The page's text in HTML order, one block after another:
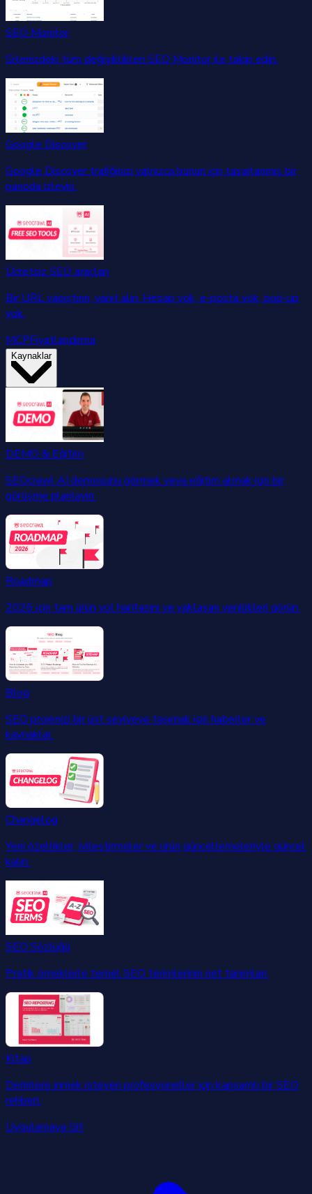
SEO Monitor
Sitenizdeki tüm değişiklikleri SEO Monitor ile takip edin.
Google Discover
Google Discover trafiğinizi yalnızca bunun için tasarlanmış bir
panoda izleyin.
Ücretsiz SEO araçları
Bir URL yapıştırın, yanıt alın. Hesap yok, e-posta yok, pop-up
yok.
MCPFiyatlandırma
Kaynaklar
DEMO & Eğitim
SEOcrawl AI demosunu görmek veya eğitim almak için bir
görüşme planlayın.
Roadmap
2026 için tam ürün yol haritasını ve yaklaşan yenilikleri görün.
Blog
SEO projenizi bir üst seviyeye taşımak için haberler ve
kaynaklar.
Changelog
Yeni özellikler, iyileştirmeler ve ürün güncellemeleriyle güncel
kalın.
SEO Sözlüğü
Pratik örneklerle temel SEO terimlerinin net tanımları.
Kitap
Derinlere inmek isteyen profesyoneller için kapsamlı bir SEO
rehberi.
Uygulamaya Git